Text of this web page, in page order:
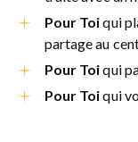
Pour Toiqui
partage au
Pour Toiqui
Pour Toiqui